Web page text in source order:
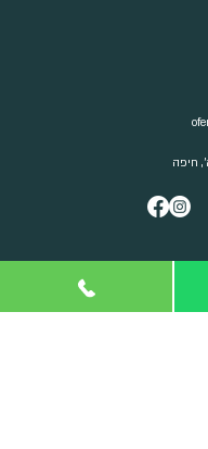
נגישות ומדיניות